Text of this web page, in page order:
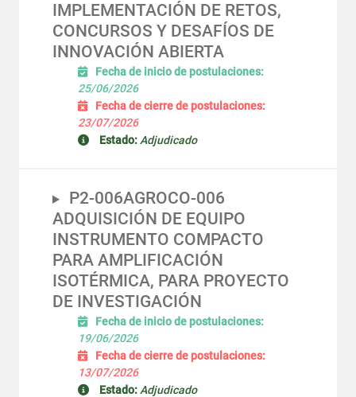
IMPLEMENTACIÓN DE RETOS,
CONCURSOS Y DESAFÍOS DE
INNOVACIÓN ABIERTA
Fecha de inicio de postulaciones:
25/06/2026
Fecha de cierre de postulaciones:
23/07/2026
Estado: Adjudicado
P2-006AGROCO-006
ADQUISICIÓN DE EQUIPO
INSTRUMENTO COMPACTO
PARA AMPLIFICACIÓN
ISOTÉRMICA, PARA PROYECTO
DE INVESTIGACIÓN
Fecha de inicio de postulaciones:
19/06/2026
Fecha de cierre de postulaciones:
13/07/2026
Estado: Adjudicado